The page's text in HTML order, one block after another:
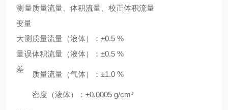
测量
变量
质量流量、体积流量、校正体积流量
大测
量误
差
质量流量（液体）：±0.5 %
体积流量（液体）：±0.5 %
质量流量（气体）：±1.0 %
密度（液体）：±0.0005 g/cm³